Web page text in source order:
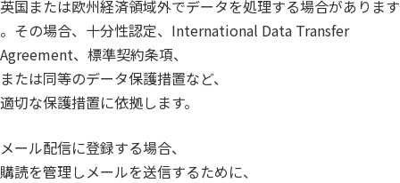
英国または欧州経済領域外でデータを処理する場合があります
。その場合、十分性認定、International Data Transfer
Agreement、標準契約条項、
または同等のデータ保護措置など、
適切な保護措置に依拠します。
メール配信に登録する場合、
購読を管理しメールを送信するために、